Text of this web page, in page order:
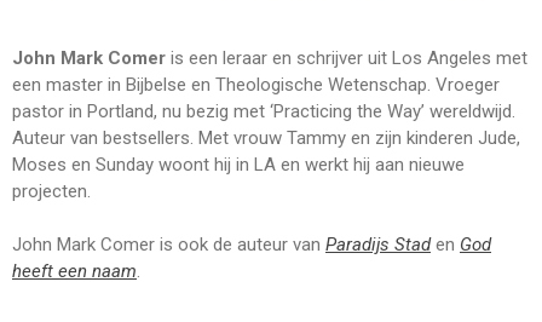
John Mark Comer is een leraar en schrijver uit Los Angeles met
een master in Bijbelse en Theologische Wetenschap. Vroeger
pastor in Portland, nu bezig met ‘Practicing the Way’ wereldwijd.
Auteur van bestsellers. Met vrouw Tammy en zijn kinderen Jude,
Moses en Sunday woont hij in LA en werkt hij aan nieuwe
projecten.
John Mark Comer is ook de auteur van Paradijs Staden God
heeft een naam.